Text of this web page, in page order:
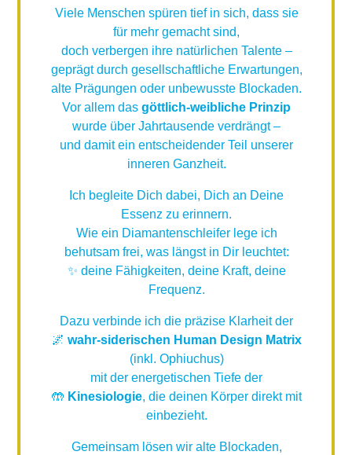
Viele Menschen spüren tief in sich, dass sie
für mehr gemacht sind,
doch verbergen ihre natürlichen Talente –
geprägt durch gesellschaftliche Erwartungen,
alte Prägungen oder unbewusste Blockaden.
Vor allem das göttlich-weibliche Prinzip
wurde über Jahrtausende verdrängt –
und damit ein entscheidender Teil unserer
inneren Ganzheit.
Ich begleite Dich dabei, Dich an Deine
Essenz zu erinnern.
Wie ein Diamantenschleifer lege ich
behutsam frei, was längst in Dir leuchtet:
✨ deine Fähigkeiten, deine Kraft, deine
Frequenz.
Dazu verbinde ich die präzise Klarheit der
🌌 wahr-siderischen Human Design Matrix
(inkl. Ophiuchus)
mit der energetischen Tiefe der
🤲 Kinesiologie, die deinen Körper direkt mit
einbezieht.
Gemeinsam lösen wir alte Blockaden,